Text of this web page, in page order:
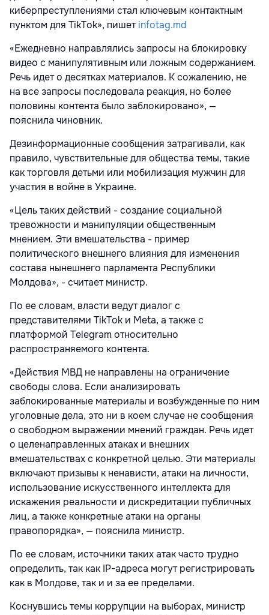
киберпреступлениями стал ключевым контактным
пунктом для TikTok», пишетinfotag.md
«Ежедневно направлялись запросы на блокировку
видео с манипулятивным или ложным содержанием.
Речь идет о десятках материалов. К сожалению, не
на все запросы последовала реакция, но более
половины контента было заблокировано», —
пояснила чиновник.
Дезинформационные сообщения затрагивали, как
правило, чувствительные для общества темы, такие
как торговля детьми или мобилизация мужчин для
участия в войне в Украине.
«Цель таких действий - создание социальной
тревожности и манипуляции общественным
мнением. Эти вмешательства - пример
политического внешнего влияния для изменения
состава нынешнего парламента Республики
Молдова», - считает министр.
По ее словам, власти ведут диалог с
представителями TikTok и Meta, а также с
платформой Telegram относительно
распространяемого контента.
«Действия МВД не направлены на ограничение
свободы слова. Если анализировать
заблокированные материалы и возбужденные по ним
уголовные дела, это ни в коем случае не сообщения
о свободном выражении мнений граждан. Речь идет
о целенаправленных атаках и внешних
вмешательствах с конкретной целью. Эти материалы
включают призывы к ненависти, атаки на личности,
использование искусственного интеллекта для
искажения реальности и дискредитации публичных
лиц, а также конкретные атаки на органы
правопорядка», — пояснила министр.
По ее словам, источники таких атак часто трудно
определить, так как IP-адреса могут регистрировать
как в Молдове, так и и за ее пределами.
Коснувшись темы коррупции на выборах, министр